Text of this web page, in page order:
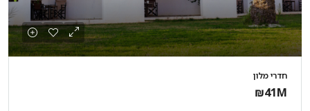
חדרי מלון
₪41M